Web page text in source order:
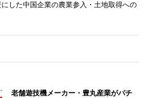
した中国企業の農業参入・土地取得への
老舗遊技機メーカー・豊丸産業がパチ